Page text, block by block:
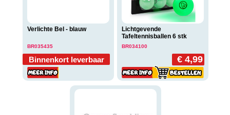
Verlichte Bel - blauw
BR035435
Binnenkort leverbaar
Lichtgevende
Tafeltennisballen 6 stk
BR034100
€ 4,99